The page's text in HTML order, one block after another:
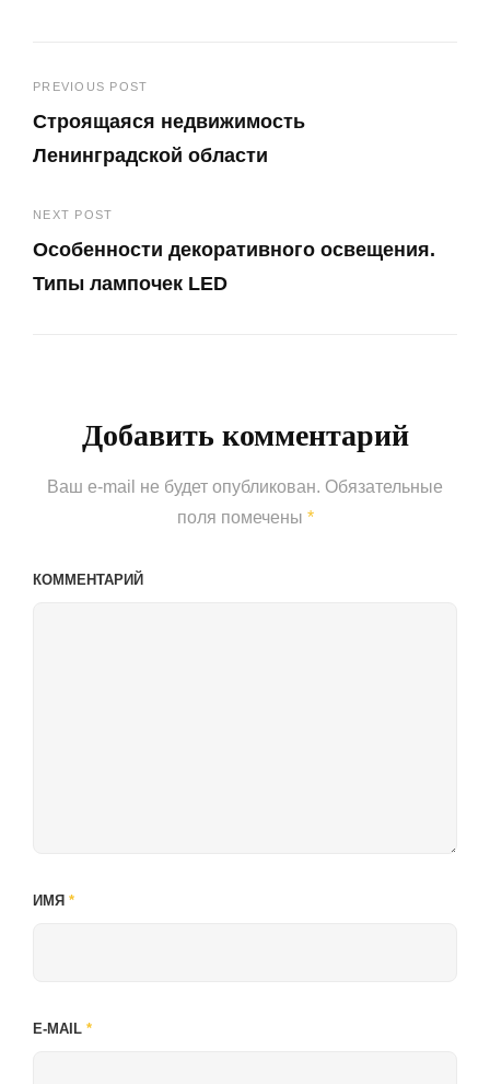
Навигация
по
PREVIOUS POST
Строящаяся недвижимость
Ленинградской области
Post
NEXT POST
Особенности декоративного освещения.
Типы лампочек LED
Добавить комментарий
Ваш e-mail не будет опубликован. Обязательные
поля помечены *
КОММЕНТАРИЙ
ИМЯ *
E-MAIL *